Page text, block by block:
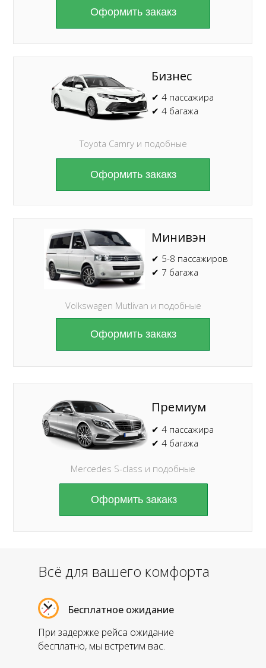
Бизнес
Toyota Camry и подобные
✔ 4 пассажира
✔ 4 багажа
Минивэн
Volkswagen Mutlivan и подобные
✔ 5-8 пассажиров
✔ 7 багажа
Премиум
Mercedes S-class и подобные
✔ 4 пассажира
✔ 4 багажа
Оформить закакз
Оформить закакз
Оформить закакз
Оформить закакз
При задержке рейса ожидание
бесплатно, мы встретим вас.
Бесплатное ожидание
Всё для вашего комфорта